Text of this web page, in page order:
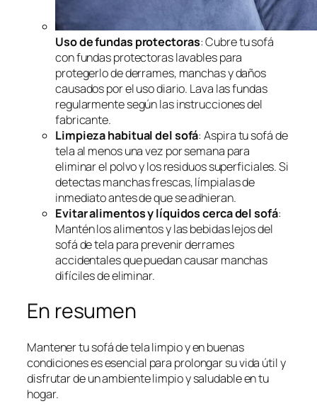
Uso de fundas protectoras: Cubre tu sofá
con fundas protectoras lavables para
protegerlo de derrames, manchas y daños
causados por el uso diario. Lava las fundas
regularmente según las instrucciones del
fabricante.
Limpieza habitual del sofá: Aspira tu sofá de
tela al menos una vez por semana para
eliminar el polvo y los residuos superficiales. Si
detectas manchas frescas, límpialas de
inmediato antes de que se adhieran.
Evitar alimentos y líquidos cerca del sofá:
Mantén los alimentos y las bebidas lejos del
sofá de tela para prevenir derrames
accidentales que puedan causar manchas
difíciles de eliminar.
En resumen
Mantener tu sofá de tela limpio y en buenas
condiciones es esencial para prolongar su vida útil y
disfrutar de un ambiente limpio y saludable en tu
hogar.